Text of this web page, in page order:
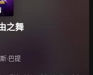
之舞
·巴提